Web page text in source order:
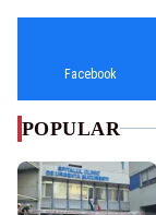
Facebook
POPULAR